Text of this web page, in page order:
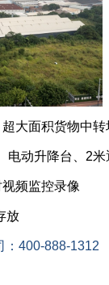
大面积货物中
电动升降台、2米
频监控录像
放
：400-888-1312